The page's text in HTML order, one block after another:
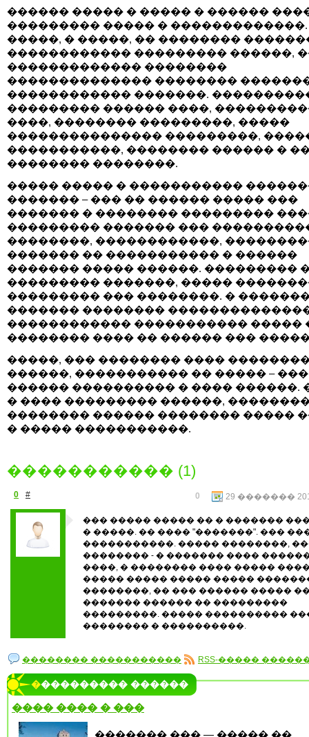
������ ����� � ����� � ������
��������� ����� � �������������.
�����, � �����, �� ��������
������������ ��������� ������,
������������� ��������
�������������� ��������
������������ �������.
��������� ������ ����,
����, �������� ���������, �����
��������������� ���������,
�����������, �������� ������ �
�������� ��������.
����� ����� � �����������
������� – ��� �� ������ ����� ���
������� � �������� ���������
��������� ������� ���
��������, ������������,
������� �� ����������� � ������
������� ����� ������. ���������
��������� �������, �����
��������� ��� ��������. �
������� ��������
������������ ����������� �����
�������� ���� �� ������ ���
�����, ��� �������� ����
������, ����������� �� ����� –
������ ���������� � ���� ������.
� ���� ��������� ������,
�������� ������ �������� �����
� ����� �����������.
����������� (1)
0 # 29 �������
0
��� ����� ����� �� � �������
� �����. �� ���� "�������". ���
�����������. ����� ��������,
�������� - � ������� ����
����, � �������� ���� �����
����� ����� ����� �����
��������, �� ��� ������ �����
������� ������ �� ���������
���������. ����� ����������
�������� � ����������.
�������� ����������� RSS-�����
���������� ������
���� ���� � ���
������� ��� — ����� ��